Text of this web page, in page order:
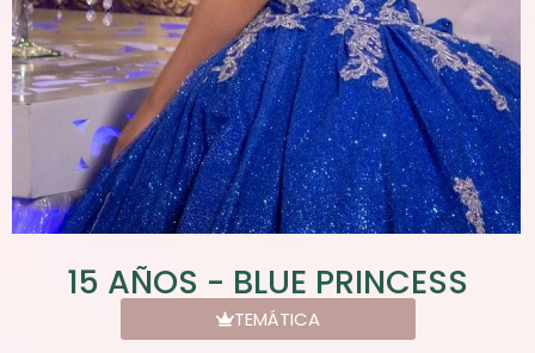
15 AÑOS - BLUE PRINCESS
TEMÁTICA